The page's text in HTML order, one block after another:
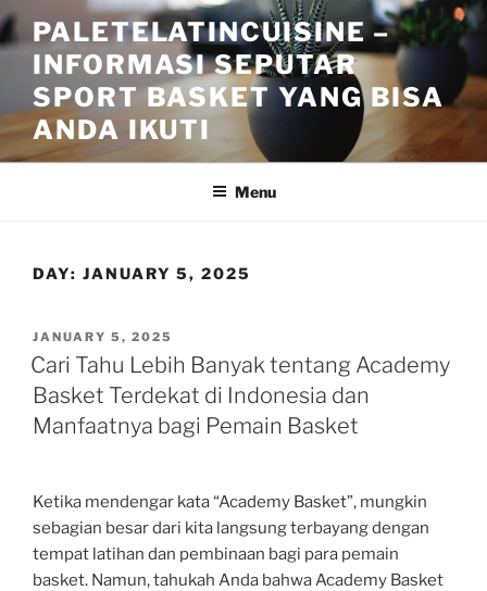
Skip
to
content
PALETELATINCUISINE –
INFORMASI SEPUTAR
SPORT BASKET YANG BISA
ANDA IKUTI
Menu
DAY: JANUARY 5, 2025
POSTED
ON
JANUARY 5, 2025
Cari Tahu Lebih Banyak tentang Academy
Basket Terdekat di Indonesia dan
Manfaatnya bagi Pemain Basket
Ketika mendengar kata “Academy Basket”, mungkin
sebagian besar dari kita langsung terbayang dengan
tempat latihan dan pembinaan bagi para pemain
basket. Namun, tahukah Anda bahwa Academy Basket